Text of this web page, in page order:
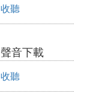
收聽
聲音下載
收聽